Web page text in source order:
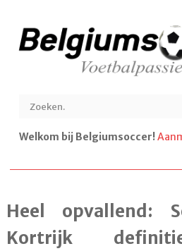
Welkom bij Belgiumsoccer!
Heel opvallend:
Kortrijk